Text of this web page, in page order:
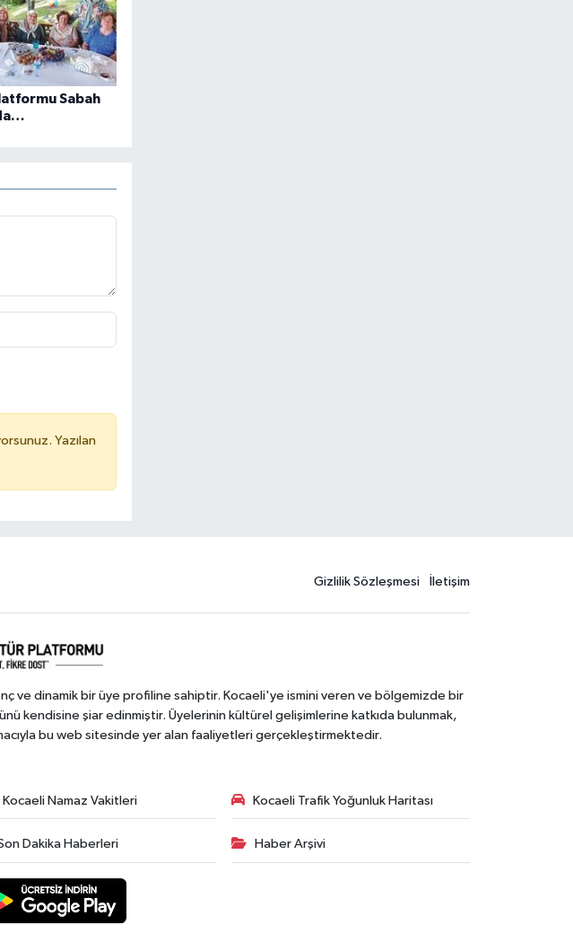
Sabah
Yazılan
Gizlilik Sözleşmesi İletişim
ve dinamik bir üye profiline sahiptir. Kocaeli'ye ismini veren ve bölgemizde bir
kendisine şiar edinmiştir. Üyelerinin kültürel gelişimlerine katkıda bulunmak,
bu web sitesinde yer alan faaliyetleri gerçekleştirmektedir.
Kocaeli Namaz Vakitleri Kocaeli Trafik Yoğunluk Haritası
Dakika Haberleri Haber Arşivi